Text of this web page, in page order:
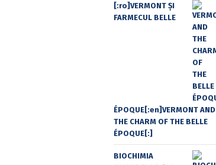
[:ro]VERMONT ȘI
FARMECUL BELLE
ÉPOQUE[:en]VERMONT AND
THE CHARM OF THE BELLE
ÉPOQUE[:]
BIOCHIMIA